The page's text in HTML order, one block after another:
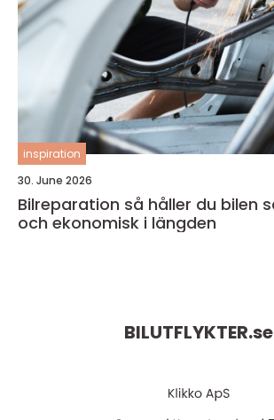
inspiration
30. June 2026
Bilreparation så håller du bilen säker, trygg
och ekonomisk i längden
BILUTFLYKTER.se